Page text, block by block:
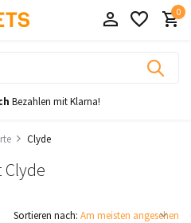
0
Bezahlen mit Klarna!
Clyde
Sortieren nach: